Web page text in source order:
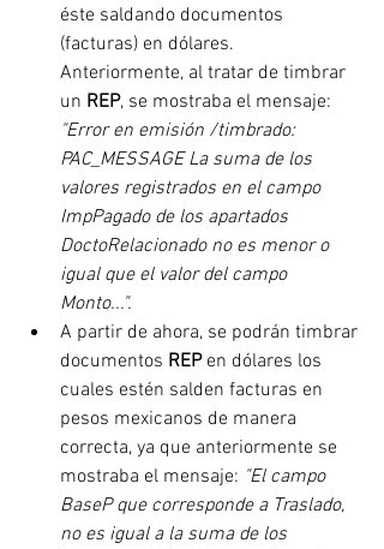
éste saldando documentos
(facturas) en dólares.
Anteriormente, al tratar de timbrar
un REP, se mostraba el mensaje:
"Error en emisión /timbrado:
PAC_MESSAGE La suma de los
valores registrados en el campo
ImpPagado de los apartados
DoctoRelacionado no es menor o
igual que el valor del campo
Monto...".
A partir de ahora, se podrán timbrar
documentos REP en dólares los
cuales estén salden facturas en
pesos mexicanos de manera
correcta, ya que anteriormente se
mostraba el mensaje: "El campo
BaseP que corresponde a Traslado,
no es igual a la suma de los